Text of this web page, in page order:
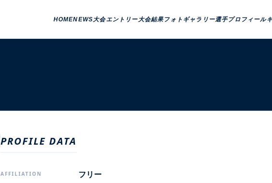
HOMENEWS 大会エントリー 大会結果 フォトギャラリー選手プロフィール
PROFILE DATA
AFFILIATION フリー